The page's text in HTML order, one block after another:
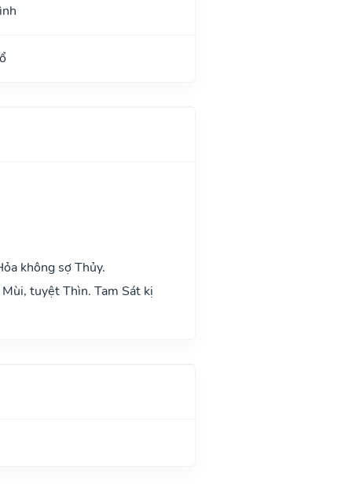
không sợ Thủy.
tuyệt Thìn. Tam Sát kị